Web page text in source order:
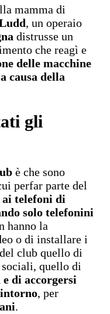
mamma di
, un operaio
distrusse un
che reagì e
delle macchine
causa della
gli
è che sono
perfar parte del
telefoni di
solo telefonini
hanno la
o di installare i
club quello di
sociali, quello di
di accorgersi
, per
.